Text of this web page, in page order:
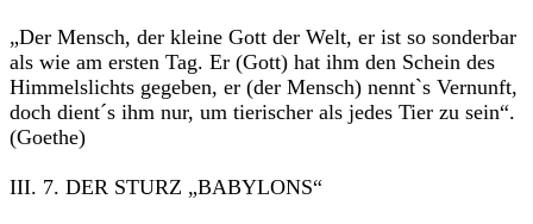
„Der Mensch, der kleine Gott der Welt, er ist so sonderbar
als wie am ersten Tag. Er (Gott) hat ihm den Schein des
Himmelslichts gegeben, er (der Mensch) nennt`s Vernunft,
doch dient´s ihm nur, um tierischer als jedes Tier zu sein“.
(Goethe)
III. 7. DER STURZ „BABYLONS“